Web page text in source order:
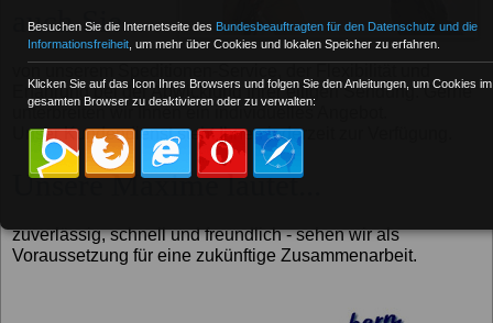
auch Sie...
Erfahrung bei der Abwicklung Ihrer eiligen Sendung. Gerne
unterbreiten wir Ihnen ein individuelles Angebot.
Unser Kundendienst steht Ihnen jederzeit zur Verfügung.
Unsere Maxime lautet...
zuverlässig, schnell und freundlich - sehen wir als
Voraussetzung für eine zukünftige Zusammenarbeit.
Besuchen Sie die Internetseite des Bundesbeauftragten für den Datenschutz und die
Informationsfreiheit, um mehr über Cookies und lokalen Speicher zu erfahren.
Klicken Sie auf das Icon Ihres Browsers und folgen Sie den Anleitungen, um Cookies im
gesamten Browser zu deaktivieren oder zu verwalten: